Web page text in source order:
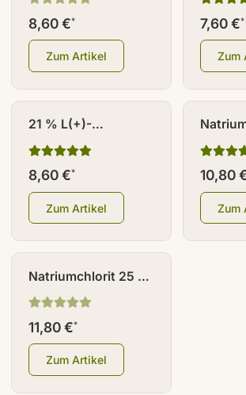
Braunglas
8,60 €*
Zum Artikel
ml HDPE
7,60 €*
Zum
21 % L(+)-
Milchsäure
(rechtsdrehend) 100
ml Braunglas
8,60 €*
Zum Artikel
HDPE
10,80
Zum
Natriumchlorit 25 %
(NaClO2) 100 ml
Braunglas
11,80 €*
Zum Artikel